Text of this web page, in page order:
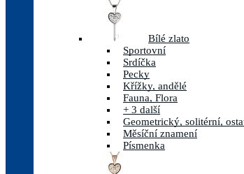
Bílé zlato
Sportovní
Srdíčka
Pecky
Křížky, andělé
Fauna, Flora
+ 3 další
Geometrický, solitérní,
Měsíční znamení
Písmenka